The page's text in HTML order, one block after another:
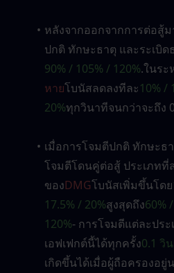
หลังจากออกจากการต่อสู้ม
ปกติ ทักษะธาตุ และระเบิด
90% / 105% / 120%.ในระ
หายโบนัสลดลงทีละ10% /
20%ทุกวินาทีจนกว่าจะถึง
เมื่อการโจมตีปกติ ทักษะธ
โจมตีโดนคู่ต่อสู้ ประเภท
ของDMGโบนัสเพิ่มขึ้นโดย
17.5% / 20%สูงสุดถึง60%
120%- การโจมตีแต่ละปร
เอฟเฟกต์นี้ได้ทุกครั้ง0.1 วิ
เกิดขึ้นได้เมื่อผู้ถือครองอยู่